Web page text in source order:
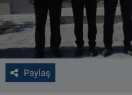
Paylaş
CONTACT
Çerez Politikası